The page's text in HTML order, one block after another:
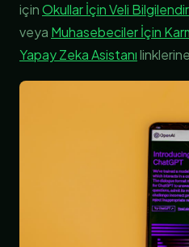
içinOkullar İçin Veli
veya Muhasebeciler İçin
Yapay Zeka Asistanı